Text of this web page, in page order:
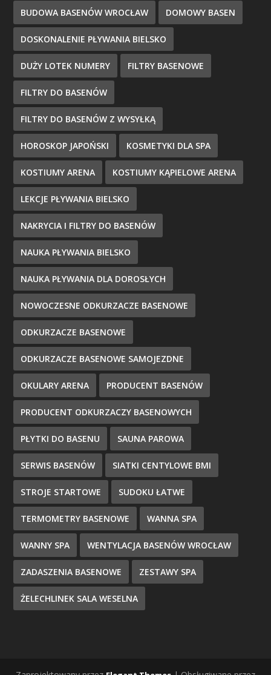
BUDOWA BASENÓW WROCŁAW DOMOWY BASEN
DOSKONALENIE PŁYWANIA BIELSKO
DUŻY LOTEK NUMERY FILTRY BASENOWE
FILTRY DO BASENÓW
FILTRY DO BASENÓW Z WYSYŁKĄ
HOROSKOP JAPOŃSKI KOSMETYKI DLA SPA
KOSTIUMY ARENA KOSTIUMY KĄPIELOWE ARENA
LEKCJE PŁYWANIA BIELSKO
NAKRYCIA I FILTRY DO BASENÓW
NAUKA PŁYWANIA BIELSKO
NAUKA PŁYWANIA DLA DOROSŁYCH
NOWOCZESNE ODKURZACZE BASENOWE
ODKURZACZE BASENOWE
ODKURZACZE BASENOWE SAMOJEZDNE
OKULARY ARENA PRODUCENT BASENÓW
PRODUCENT ODKURZACZY BASENOWYCH
PŁYTKI DO BASENU SAUNA PAROWA
SERWIS BASENÓW SIATKI CENTYLOWE BMI
STROJE STARTOWE SUDOKU ŁATWE
TERMOMETRY BASENOWE WANNA SPA
WANNY SPA WENTYLACJA BASENÓW WROCŁAW
ZADASZENIA BASENOWE ZESTAWY SPA
ŻELECHLINEK SALA WESELNA